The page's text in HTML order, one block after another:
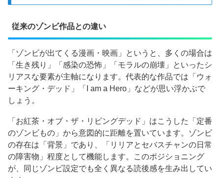
従来のゾンビ作品との違い
「ゾンビが出てくる漫画・映画」というと、多くの場合は
「生き残り」「感染の恐怖」「モラルの崩壊」といったシ
リアスな要素が主軸になります。代表的な作品では「ウォ
ーキング・デッド」「I am a Hero」などが思い浮かぶで
しょう。
「お紅茶・オブ・ザ・リビングデッド」はこうした「定番
のゾンビもの」から意図的に距離を置いています。ゾンビ
の存在は「背景」であり、「リリアとセバスチャンの日常
の障害物」程度として機能します。このポジショニング
が、同じゾンビ設定でも全く異なる読後感を生み出してい